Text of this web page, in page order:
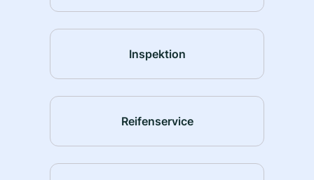
Inspektion
Reifenservice